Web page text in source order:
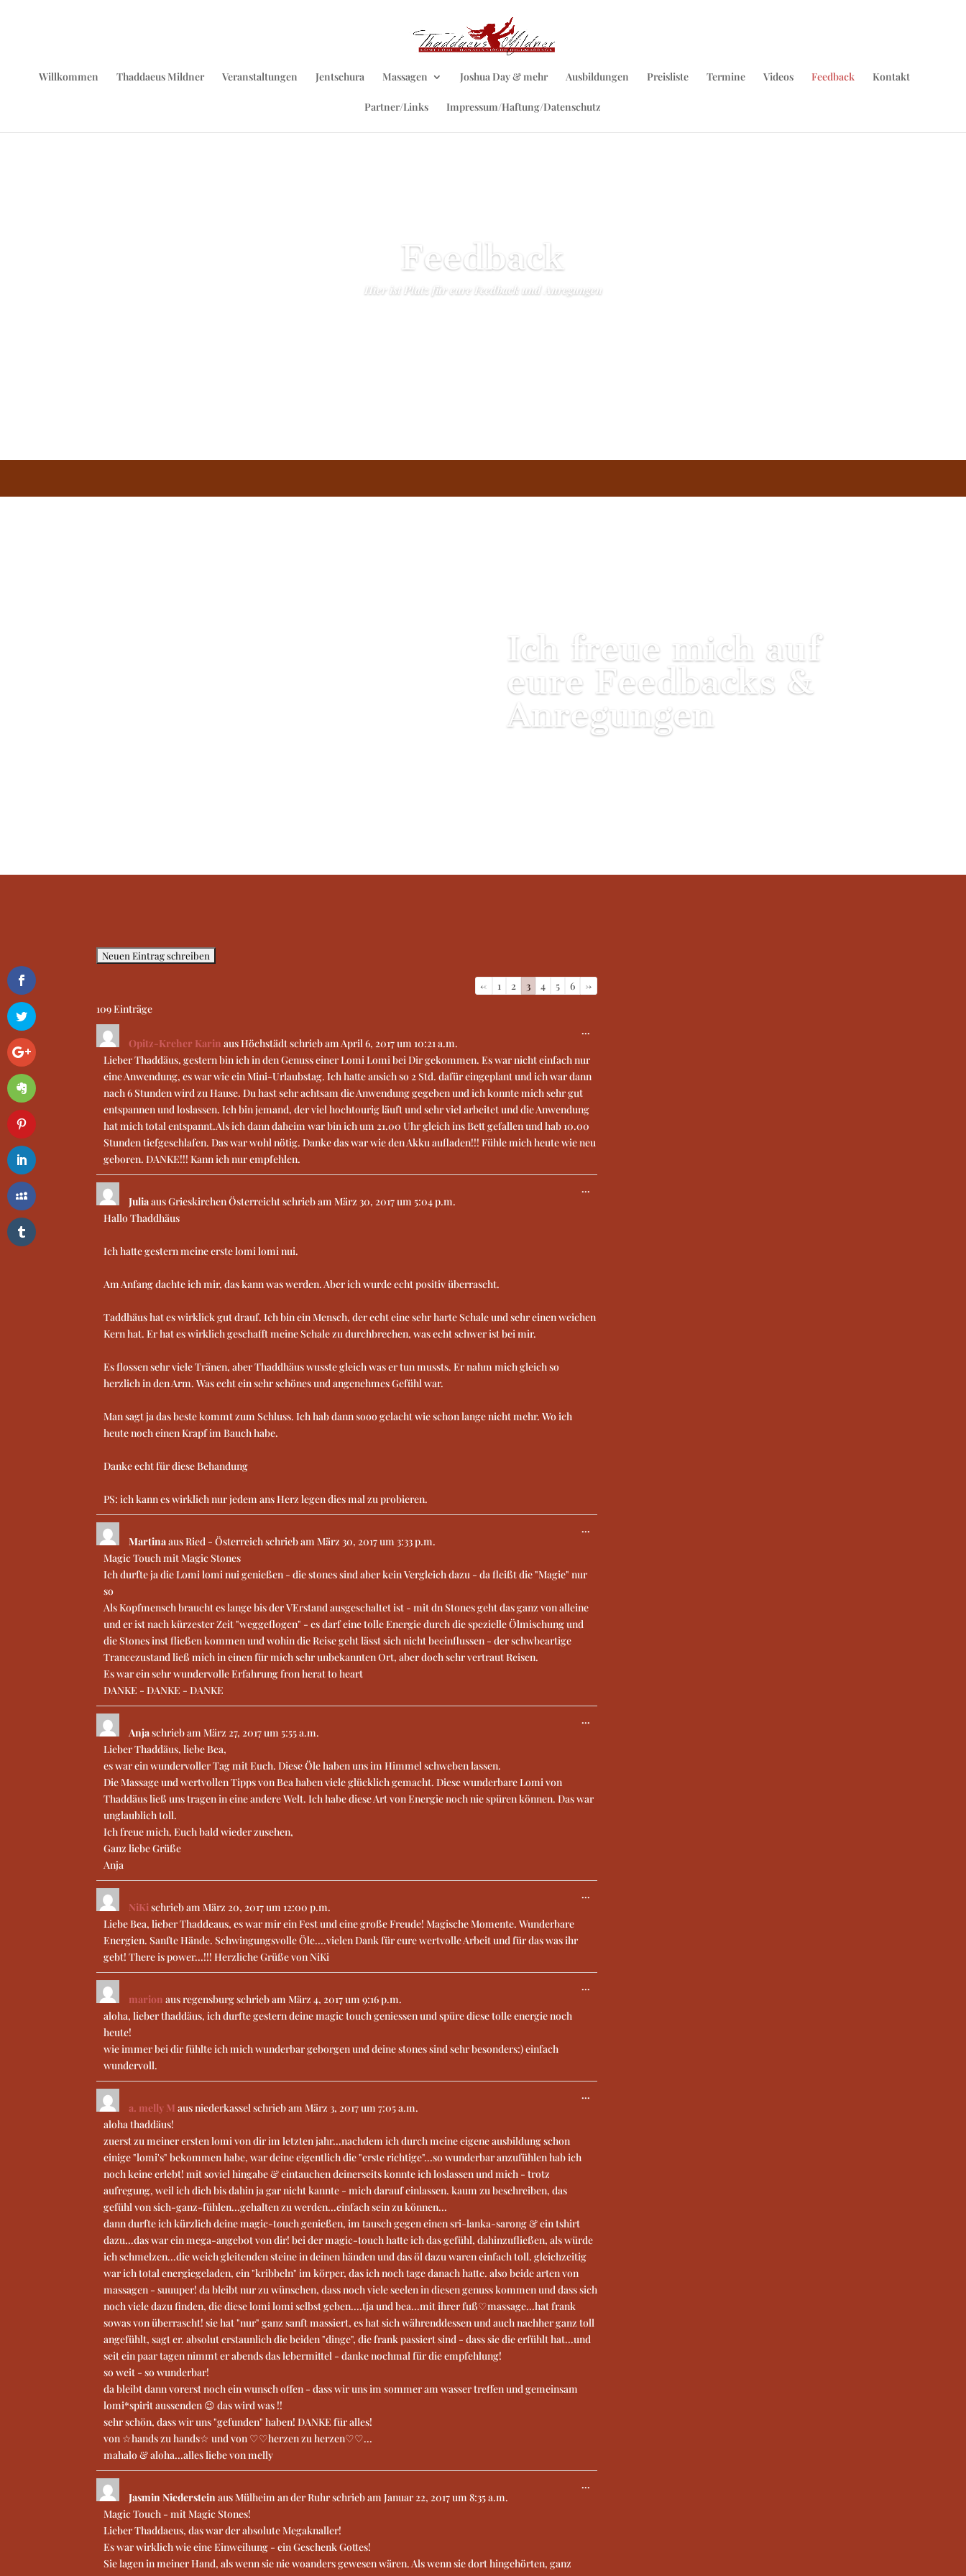
Willkommen Thaddaeus Mildner Veranstaltungen Jentschura Massagen Joshua Day & mehr Ausbildungen Preisliste Termine Videos Feedback Kontakt
Partner/Links Impressum/Haftung/Datenschutz
Feedback
Hier ist Platz für eure Feedback und Anregungen
Ich freue mich auf
eure Feedbacks &
Anregungen
Navigation
← 1 2 3 4 5 6
→
109 Einträge
Opitz-Kreher Karin ausHöchstädtschrieb am April 6, 2017um 10:21 a.m.
Lieber Thaddäus, gestern bin ich in den Genuss einer Lomi Lomi bei Dir gekommen. Es war nicht einfach nur
eine Anwendung, es war wie ein Mini-Urlaubstag. Ich hatte ansich so 2 Std. dafür eingeplant und ich war dann
nach 6 Stunden wird zu Hause. Du hast sehr achtsam die Anwendung gegeben und ich konnte mich sehr gut
entspannen und loslassen. Ich bin jemand, der viel hochtourig läuft und sehr viel arbeitet und die Anwendung
hat mich total entspannt.Als ich dann daheim war bin ich um 21.00 Uhr gleich ins Bett gefallen und hab 10.00
Stunden tiefgeschlafen. Das war wohl nötig. Danke das war wie den Akku aufladen!!! Fühle mich heute wie neu
geboren. DANKE!!! Kann ich nur empfehlen.
...
JuliaausGrieskirchen Österreichtschrieb am März 30, 2017um 5:04 p.m.
Hallo Thaddhäus
Ich hatte gestern meine erste lomi lomi nui.
Am Anfang dachte ich mir, das kann was werden. Aber ich wurde echt positiv überrascht.
Taddhäus hat es wirklick gut drauf. Ich bin ein Mensch, der echt eine sehr harte Schale und sehr einen weichen
Kern hat. Er hat es wirklich geschafft meine Schale zu durchbrechen, was echt schwer ist bei mir.
Es flossen sehr viele Tränen, aber Thaddhäus wusste gleich was er tun mussts. Er nahm mich gleich so
herzlich in den Arm. Was echt ein sehr schönes und angenehmes Gefühl war.
Man sagt ja das beste kommt zum Schluss. Ich hab dann sooo gelacht wie schon lange nicht mehr. Wo ich
heute noch einen Krapf im Bauch habe.
Danke echt für diese Behandung
PS: ich kann es wirklich nur jedem ans Herz legen dies mal zu probieren.
...
MartinaausRied - Österreichschrieb am März 30, 2017um 3:33 p.m.
Magic Touch mit Magic Stones
Ich durfte ja die Lomi lomi nui genießen - die stones sind aber kein Vergleich dazu - da fleißt die "Magie" nur
so
Als Kopfmensch braucht es lange bis der VErstand ausgeschaltet ist - mit dn Stones geht das ganz von alleine
und er ist nach kürzester Zeit "weggeflogen" - es darf eine tolle Energie durch die spezielle Ölmischung und
die Stones inst fließen kommen und wohin die Reise geht lässt sich nicht beeinflussen - der schwbeartige
Trancezustand ließ mich in einen für mich sehr unbekannten Ort, aber doch sehr vertraut Reisen.
Es war ein sehr wundervolle Erfahrung fron herat to heart
DANKE - DANKE - DANKE
...
Anjaschrieb am März 27, 2017um 5:55 a.m.
Lieber Thaddäus, liebe Bea,
es war ein wundervoller Tag mit Euch. Diese Öle haben uns im Himmel schweben lassen.
Die Massage und wertvollen Tipps von Bea haben viele glücklich gemacht. Diese wunderbare Lomi von
Thaddäus ließ uns tragen in eine andere Welt. Ich habe diese Art von Energie noch nie spüren können. Das war
unglaublich toll.
Ich freue mich, Euch bald wieder zusehen,
Ganz liebe Grüße
Anja
...
NiKi schrieb am März 20, 2017um 12:00 p.m.
Liebe Bea, lieber Thaddeaus, es war mir ein Fest und eine große Freude! Magische Momente. Wunderbare
Energien. Sanfte Hände. Schwingungsvolle Öle....vielen Dank für eure wertvolle Arbeit und für das was ihr
gebt! There is power...!!! Herzliche Grüße von NiKi
...
marion ausregensburgschrieb am März 4, 2017um 9:16 p.m.
aloha, lieber thaddäus, ich durfte gestern deine magic touch geniessen und spüre diese tolle energie noch
heute!
wie immer bei dir fühlte ich mich wunderbar geborgen und deine stones sind sehr besonders:) einfach
wundervoll.
...
a. melly M ausniederkassel schrieb am März 3, 2017um 7:05 a.m.
aloha thaddäus!
zuerst zu meiner ersten lomi von dir im letzten jahr...nachdem ich durch meine eigene ausbildung schon
einige "lomi's" bekommen habe, war deine eigentlich die "erste richtige"...so wunderbar anzufühlen hab ich
noch keine erlebt! mit soviel hingabe & eintauchen deinerseits konnte ich loslassen und mich - trotz
aufregung, weil ich dich bis dahin ja gar nicht kannte - mich darauf einlassen. kaum zu beschreiben, das
gefühl von sich-ganz-fühlen...gehalten zu werden...einfach sein zu können...
dann durfte ich kürzlich deine magic-touch genießen, im tausch gegen einen sri-lanka-sarong & ein tshirt
dazu...das war ein mega-angebot von dir! bei der magic-touch hatte ich das gefühl, dahinzufließen, als würde
ich schmelzen...die weich gleitenden steine in deinen händen und das öl dazu waren einfach toll. gleichzeitig
war ich total energiegeladen, ein "kribbeln" im körper, das ich noch tage danach hatte. also beide arten von
massagen - suuuper! da bleibt nur zu wünschen, dass noch viele seelen in diesen genuss kommen und dass sich
noch viele dazu finden, die diese lomi lomi selbst geben....tja und bea...mit ihrer fuß♡massage...hat frank
sowas von überrascht! sie hat "nur" ganz sanft massiert, es hat sich währenddessen und auch nachher ganz toll
angefühlt, sagt er. absolut erstaunlich die beiden "dinge", die frank passiert sind - dass sie die erfühlt hat...und
seit ein paar tagen nimmt er abends das lebermittel - danke nochmal für die empfehlung!
so weit - so wunderbar!
da bleibt dann vorerst noch ein wunsch offen - dass wir uns im sommer am wasser treffen und gemeinsam
lomi*spirit aussenden 😉 das wird was !!
sehr schön, dass wir uns "gefunden" haben! DANKE für alles!
von ☆hands zu hands☆ und von ♡♡herzen zu herzen♡♡...
mahalo & aloha...alles liebe von melly
...
Jasmin NiedersteinausMülheim an der Ruhrschrieb am Januar 22, 2017um 8:35 a.m.
Magic Touch - mit Magic Stones!
Lieber Thaddaeus, das war der absolute Megaknaller!
Es war wirklich wie eine Einweihung - ein Geschenk Gottes!
Sie lagen in meiner Hand, als wenn sie nie woanders gewesen wären. Als wenn sie dort hingehörten, ganz
...